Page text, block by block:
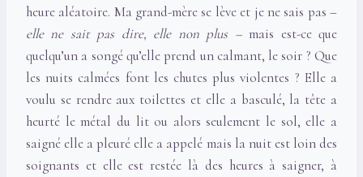
heure aléatoire. Ma grand-mère se lève et je ne sais pas –
elle ne sait pas dire, elle non plus – mais est-ce que
quelqu’un a songé qu’elle prend un calmant, le soir ? Que
les nuits calmées font les chutes plus violentes ? Elle a
voulu se rendre aux toilettes et elle a basculé, la tête a
heurté le métal du lit ou alors seulement le sol, elle a
saigné elle a pleuré elle a appelé mais la nuit est loin des
soignants et elle est restée là des heures à saigner, à